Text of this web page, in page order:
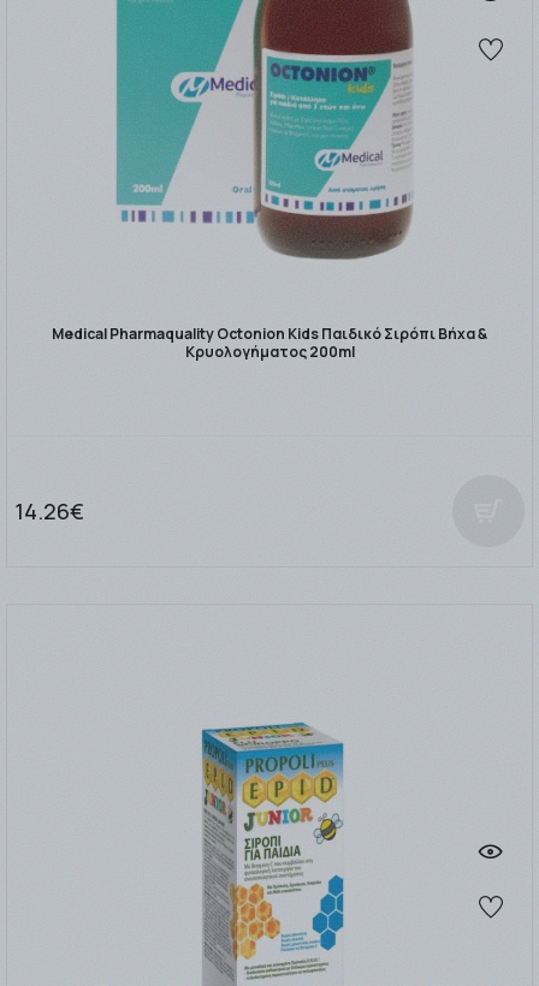
Medical Pharmaquality Octonion Kids Παιδικό Σιρόπι Βήχα &
Κρυολογήματος 200ml
14.26€